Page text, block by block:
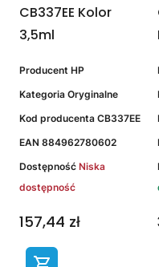
CB337EE Kolor
3,5ml
Producent HP
Kategoria Oryginalne
Kod producenta CB337EE
EAN 884962780602
Dostępność Niska
dostępność
157,44 zł